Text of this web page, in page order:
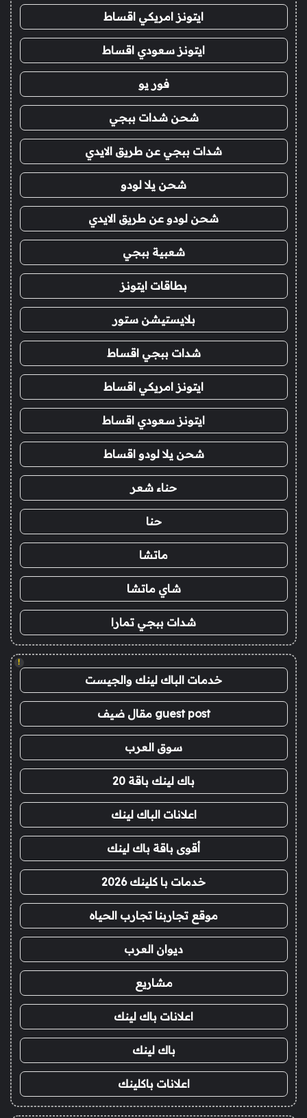
ايتونز امريكي اقساط
ايتونز سعودي اقساط
فور يو
شحن شدات ببجي
شدات ببجي عن طريق الايدي
شحن يلا لودو
شحن لودو عن طريق الايدي
شعبية ببجي
بطاقات ايتونز
بلايستيشن ستور
شدات ببجي اقساط
ايتونز امريكي اقساط
ايتونز سعودي اقساط
شحن يلا لودو اقساط
حناء شعر
حنا
ماتشا
شاي ماتشا
شدات ببجي تمارا
!
خدمات الباك لينك والجيست
guest post مقال ضيف
سوق العرب
باك لينك باقة 20
اعلانات الباك لينك
أقوى باقة باك لينك
خدمات با كلينك 2026
موقع تجاربنا تجارب الحياه
ديوان العرب
مشاريع
اعلانات باك لينك
باك لينك
اعلانات باكلينك